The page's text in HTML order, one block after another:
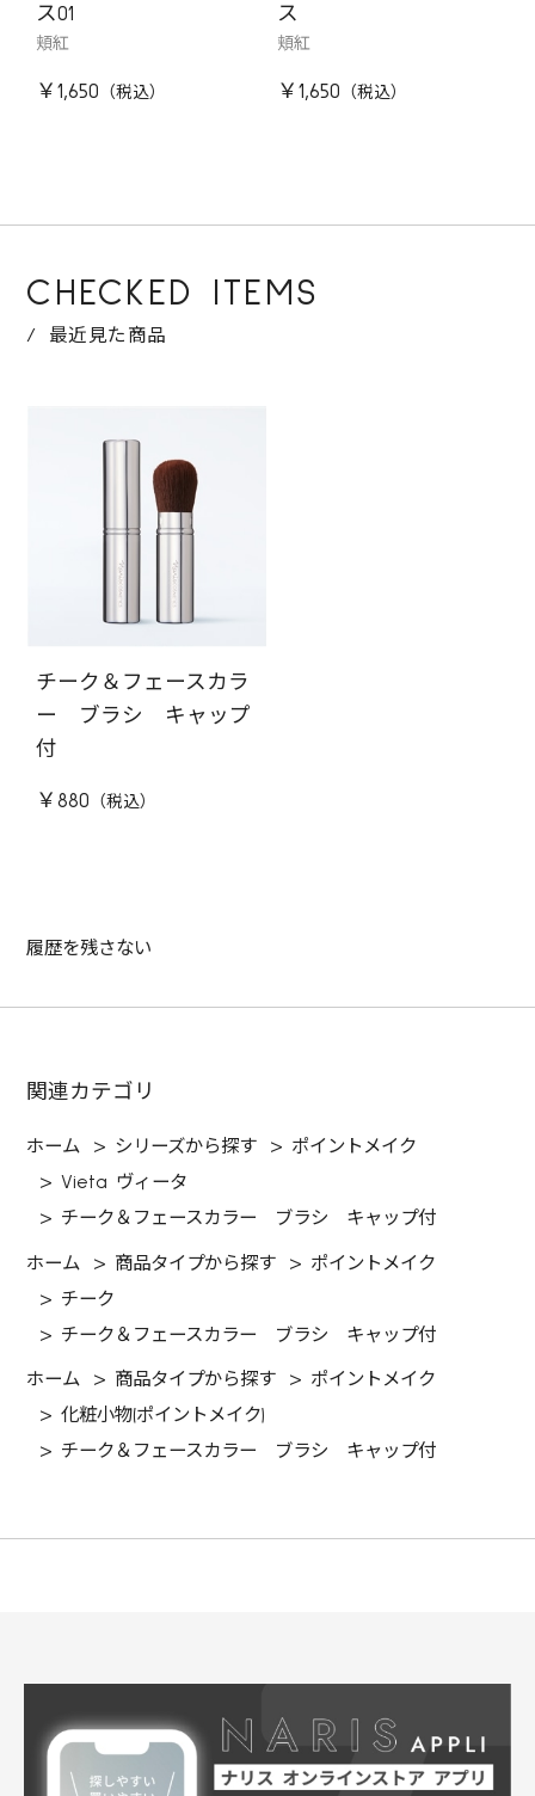
ス01
頬紅
￥1,650
ス
頬紅
￥1,650
CHECKED ITEMS
最近見た商品
チーク＆フェースカラ
ー ブラシ キャップ
付
￥880
履歴を残さない
関連カテゴリ
ホーム > シリーズから探す > ポイントメイク
> Vieta ヴィータ
> チーク＆フェースカラー ブラシ キャップ付
ホーム > 商品タイプから探す > ポイントメイク
> チーク
> チーク＆フェースカラー ブラシ キャップ付
ホーム > 商品タイプから探す > ポイントメイク
>化粧小物(ポイントメイク)
> チーク＆フェースカラー ブラシ キャップ付